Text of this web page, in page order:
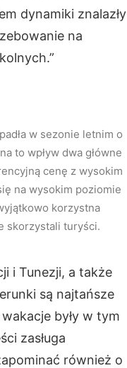
dynamiki znalazły
na
w sezonie letnim o
to wpływ dwa główne
cenę z wysokim
na wysokim poziomie
korzystna
skorzystali turyści.
i Tunezji, a także
są najtańsze
były w tym
zasługa
również o